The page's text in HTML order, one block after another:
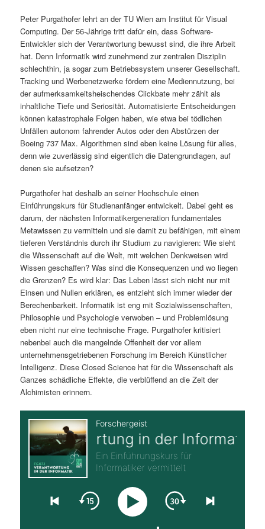
r
i
n
g
e
n
s
p
r
i
n
g
e
n
Peter Purgathofer lehrt an der TU Wien am Institut für Visual
Computing. Der 56-Jährige tritt dafür ein, dass Software-
Entwickler sich der Verantwortung bewusst sind, die ihre Arbeit
hat. Denn Informatik wird zunehmend zur zentralen Disziplin
schlechthin, ja sogar zum Betriebssystem unserer Gesellschaft.
Tracking und Werbenetzwerke fördern eine Mediennutzung, bei
der aufmerksamkeitsheischendes Clickbate mehr zählt als
inhaltliche Tiefe und Seriosität. Automatisierte Entscheidungen
können katastrophale Folgen haben, wie etwa bei tödlichen
Unfällen autonom fahrender Autos oder den Abstürzen der
Boeing 737 Max. Algorithmen sind eben keine Lösung für alles,
denn wie zuverlässig sind eigentlich die Datengrundlagen, auf
denen sie aufsetzen?
Purgathofer hat deshalb an seiner Hochschule einen
Einführungskurs für Studienanfänger entwickelt. Dabei geht es
darum, der nächsten Informatikergeneration fundamentales
Metawissen zu vermitteln und sie damit zu befähigen, mit einem
tieferen Verständnis durch ihr Studium zu navigieren: Wie sieht
die Wissenschaft auf die Welt, mit welchen Denkweisen wird
Wissen geschaffen? Was sind die Konsequenzen und wo liegen
die Grenzen? Es wird klar: Das Leben lässt sich nicht nur mit
Einsen und Nullen erklären, es entzieht sich immer wieder der
Berechenbarkeit. Informatik ist eng mit Sozialwissenschaften,
Philosophie und Psychologie verwoben – und Problemlösung
eben nicht nur eine technische Frage. Purgathofer kritisiert
nebenbei auch die mangelnde Offenheit der vor allem
unternehmensgetriebenen Forschung im Bereich Künstlicher
Intelligenz. Diese Closed Science hat für die Wissenschaft als
Ganzes schädliche Effekte, die verblüffend an die Zeit der
Alchimisten erinnern.